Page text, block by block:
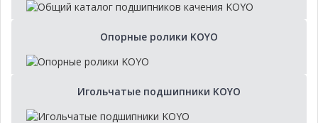
Опорные ролики KOYO
Игольчатые подшипники KOYO